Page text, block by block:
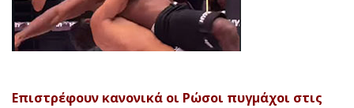
Επιστρέφουν κανονικά οι Ρώσοι πυγμάχοι στις